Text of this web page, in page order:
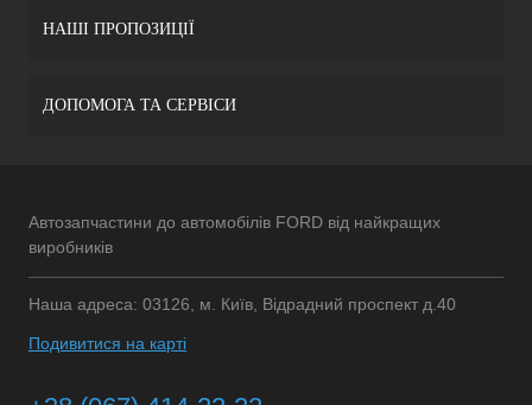
НАШІ ПРОПОЗИЦІЇ
ДОПОМОГА ТА СЕРВІСИ
Автозапчастини до автомобілів FORD від найкращих
виробників
Наша адреса: 03126, м. Київ, Відрадний проспект д.40
Подивитися на карті